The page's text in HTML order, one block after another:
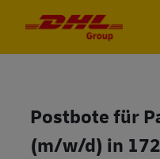
Postbote für
(m/w/d) in